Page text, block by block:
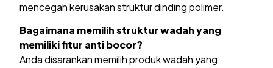
mencegah kerusakan struktur dinding polimer.
Bagaimana memilih struktur wadah yang
memiliki fitur anti bocor?
Anda disarankan memilih produk wadah yang